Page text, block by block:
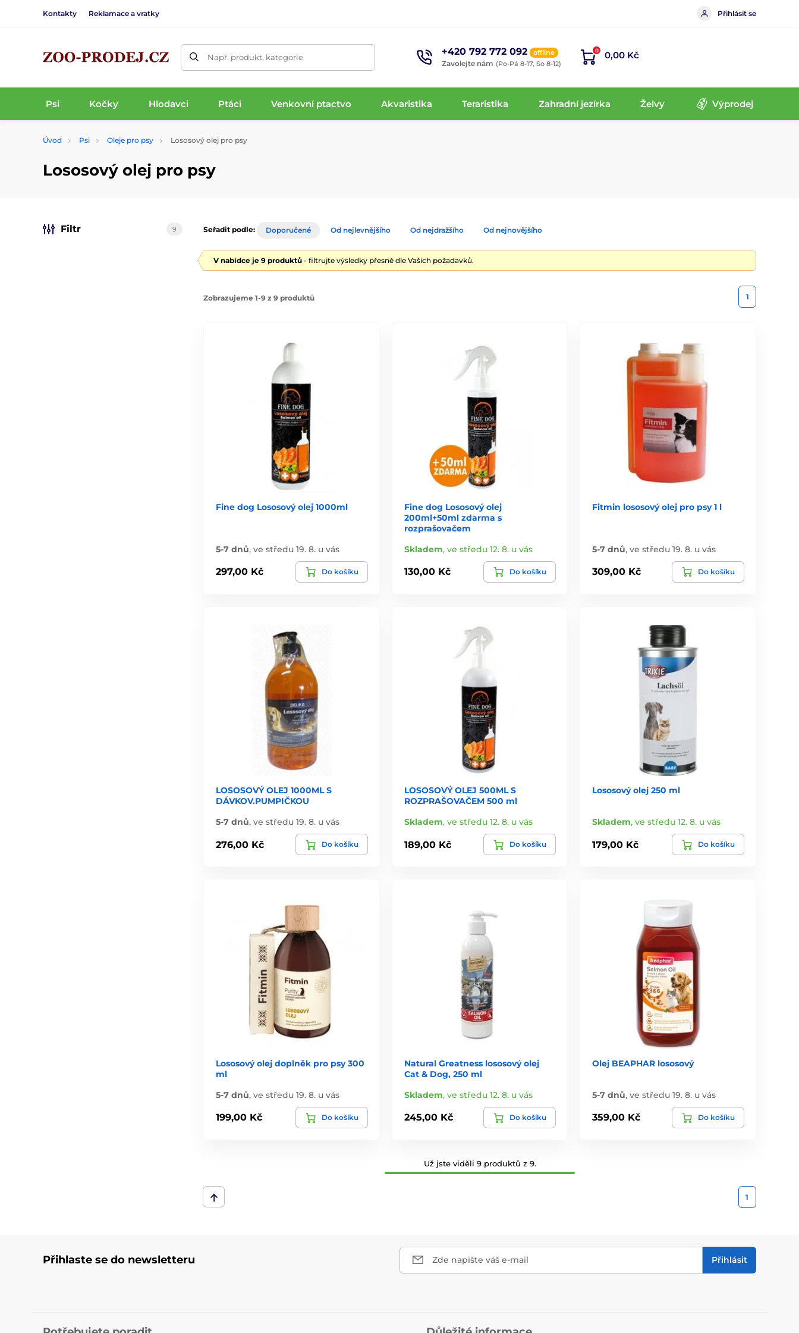
Kontakty Reklamace a vratky Přihlásit se
Např. produkt, kategorie +420 792 772 092 offline
Zavolejte nám (Po-Pá 8-17, So 8-12)
0 0,00 Kč
Psi Kočky Hlodavci Ptáci Venkovní ptactvo Akvaristika Teraristika Zahradní jezírka Želvy Výprodej
Úvod Psi Oleje pro psy Lososový olej pro psy
Lososový olej pro psy
Filtr 9 Seřadit podle: Doporučené Od nejlevnějšího Od nejdražšího Od nejnovějšího
V nabídce je 9 produktů - filtrujte výsledky přesně dle Vašich požadavků.
Zobrazujeme 1-9 z 9 produktů 1
Fine dog Lososový olej 1000ml
5-7 dnů, ve středu 19. 8. u vás
297,00 Kč Do košíku
Fine dog Lososový olej
200ml+50ml zdarma s
rozprašovačem
Skladem, ve středu 12. 8. u vás
130,00 Kč Do košíku
Fitmin lososový olej pro psy 1 l
5-7 dnů,ve středu 19. 8. u vás
309,00 Kč Do košíku
LOSOSOVÝ OLEJ 1000ML S
DÁVKOV.PUMPIČKOU
5-7 dnů, ve středu 19. 8. u vás
276,00 Kč Do košíku
LOSOSOVÝ OLEJ 500ML S
ROZPRAŠOVAČEM 500 ml
Skladem, ve středu 12. 8. u vás
189,00 Kč Do košíku
Lososový olej 250 ml
Skladem,ve středu 12. 8. u vás
179,00 Kč Do košíku
Lososový olej doplněk pro psy 300
ml
5-7 dnů, ve středu 19. 8. u vás
199,00 Kč Do košíku
Natural Greatness lososový olej
Cat & Dog, 250 ml
Skladem, ve středu 12. 8. u vás
245,00 Kč Do košíku
Olej BEAPHAR lososový
5-7 dnů,ve středu 19. 8. u vás
359,00 Kč Do košíku
Už jste viděli 9 produktů z 9.
1
Přihlaste se do newsletteru Zde napište váš e-mail Přihlásit